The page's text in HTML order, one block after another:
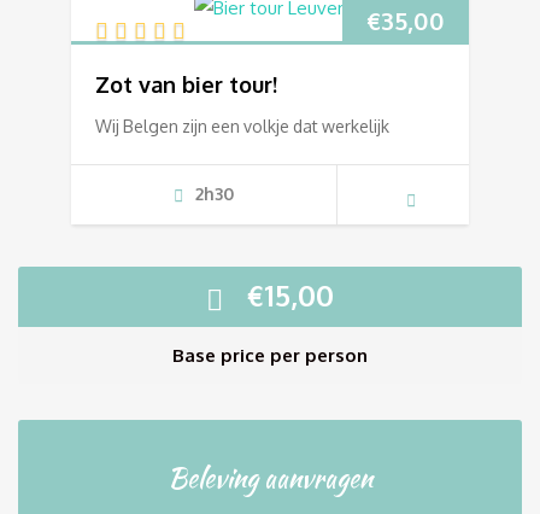
€35,00
Zot van bier tour!
Wij Belgen zijn een volkje dat werkelijk
2h30
€15,00
Base price per person
Beleving aanvragen